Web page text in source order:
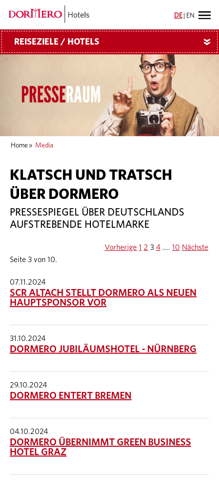
DE EN
REISEZIELE / HOTELS »
Home » Media
KLATSCH UND TRATSCH
ÜBER DORMERO
PRESSESPIEGEL ÜBER DEUTSCHLANDS
AUFSTREBENDE HOTELMARKE
Seite 3 von 10.
Vorherige 1 2 3 4 .... 10 Nächste
07.11.2024
SCR ALTACH STELLT DORMERO ALS NEUEN
HAUPTSPONSOR VOR
31.10.2024
DORMERO JUBILÄUMSHOTEL - NÜRNBERG
29.10.2024
DORMERO ENTERT BREMEN
04.10.2024
DORMERO ÜBERNIMMT GREEN BUSINESS
HOTEL GRAZ